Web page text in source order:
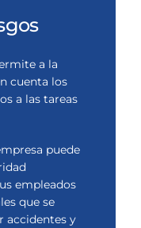
a la
cuenta los
a las tareas
puede
empleados
que se
accidentes y